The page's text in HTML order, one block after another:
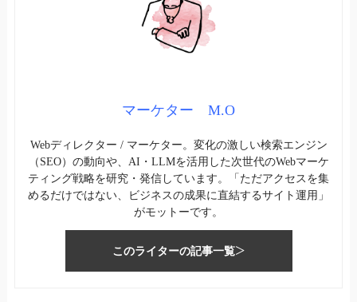
マーケター M.O
Webディレクター / マーケター。変化の激しい検索エンジン
（SEO）の動向や、AI・LLMを活用した次世代のWebマーケ
ティング戦略を研究・発信しています。「ただアクセスを集
めるだけではない、ビジネスの成果に直結するサイト運用」
がモットーです。
このライターの記事一覧